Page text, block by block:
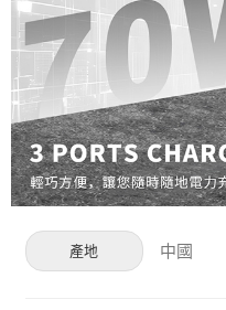
產地 中國